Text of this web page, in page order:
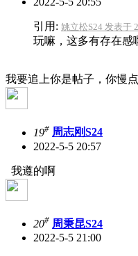
引用: 姚立松S24 发表于
玩嘛，这多有存在感
我要追上你是帖子，你慢点
19# 周志刚S24
2022-5-5 20:57
我遵的啊
20# 周秉昆S24
2022-5-5 21:00